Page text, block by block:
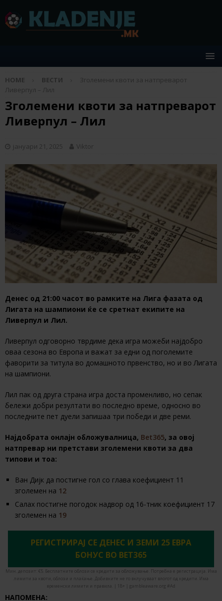
HOME ВЕСТИ
Зголемени квоти за натпреварот
Ливерпул – Лил
Зголемени квоти за натпреварот
Ливерпул – Лил
јануари 21, 2025 Viktor
Денес од 21:00 часот во рамките на Лига фазата од
Лигата на шампиони ќе се сретнат екипите на
Ливерпул и Лил.
Ливерпул одговорно тврдиме дека игра можеби најдобро
оваа сезона во Европа и важат за едни од поголемите
фаворити за титула во домашното првенство, но и во Лигата
на шампиони.
Лил пак од друга страна игра доста променливо, но сепак
бележи добри резултати во последно време, односно во
последните пет дуели запишаа три победи и две реми.
Најдобрата онлајн обложувалница, Bet365, за овој
натпревар ни претстави зголемени квоти за два
типови и тоа:
Ван Дијк да постигне гол со глава коефициент 11
зголемен на 12
Салах постигне погодок надвор од 16-тник коефициент 17
зголемен на 19
РЕГИСТРИРАЈ СЕ ДЕНЕС И ЗЕМИ 25 ЕВРА
БОНУС ВО BET365
Мин. депозит: €5. Бесплатните облози се кредити за обложување. Потребна е регистрација. Има
лимити за квоти, облози и плаќање. Добивките не го вклучуваат влогот од кредити. Има
временски лимити и правила. | 18+ | gambleaware.org #Ad
НАПОМЕНА: